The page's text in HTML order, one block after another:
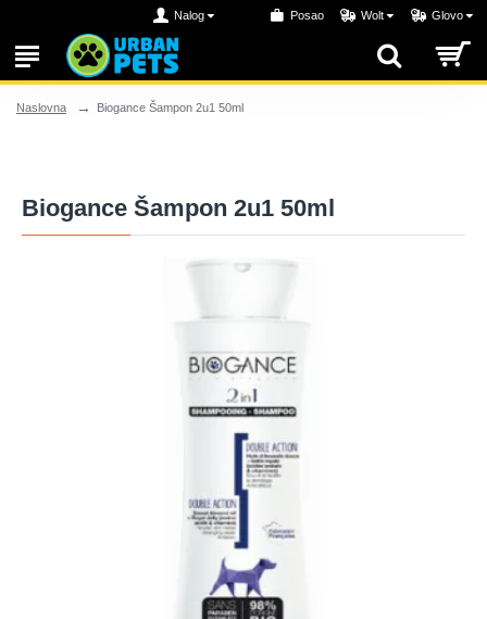
Nalog Posao Wolt Glovo
Naslovna Biogance Šampon 2u1 50ml
Biogance Šampon 2u1 50ml